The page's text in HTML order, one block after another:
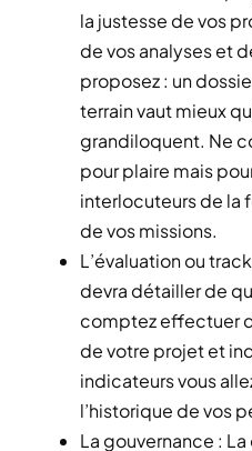
la justesse de vos
de vos analyses et
proposez : un
terrain vaut mieux
grandiloquent. Ne
pour plaire mais
interlocuteurs de la
de vos missions.
L’évaluation ou
devra détailler de
comptez effectuer
de votre projet et
indicateurs vous
l’historique de vos
La gouvernance :